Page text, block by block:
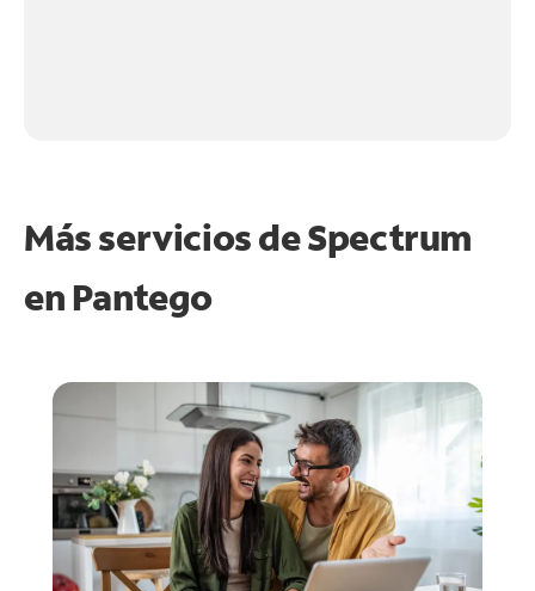
Más servicios de Spectrum
en Pantego